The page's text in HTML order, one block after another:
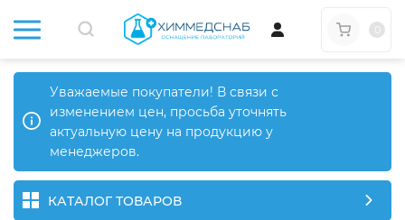
Уважаемые покупатели! В связи с
изменением цен, просьба уточнять
актуальную цену на продукцию у
менеджеров.
КАТАЛОГ ТОВАРОВ